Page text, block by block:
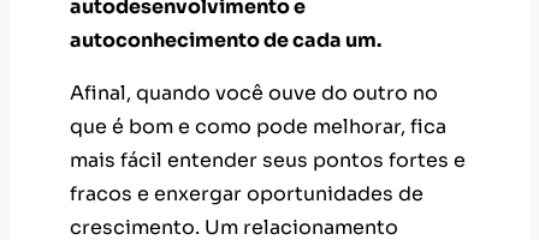
autodesenvolvimento e
autoconhecimento de cada um.
Afinal, quando você ouve do outro no
que é bom e como pode melhorar, fica
mais fácil entender seus pontos fortes e
fracos e enxergar oportunidades de
crescimento. Um relacionamento